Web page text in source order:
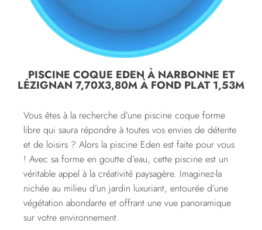
PISCINE COQUE EDEN À NARBONNE ET
LÉZIGNAN 7,70X3,80M À FOND PLAT 1,53M
Vous êtes à la recherche d’une piscine coque forme
libre qui saura répondre à toutes vos envies de détente
et de loisirs ? Alors la piscine Eden est faite pour vous
! Avec sa forme en goutte d’eau, cette piscine est un
véritable appel à la créativité paysagère. Imaginez-la
nichée au milieu d’un jardin luxuriant, entourée d’une
végétation abondante et offrant une vue panoramique
sur votre environnement.